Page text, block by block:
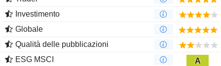
Investimento
Globale
Qualità delle pubblicazioni
ESG MSCI
A